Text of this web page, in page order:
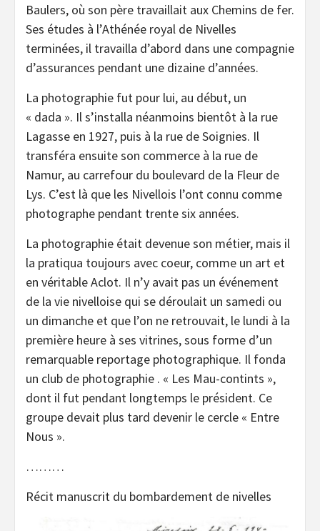
Baulers, où son père travaillait aux Chemins de fer.
Ses études à l’Athénée royal de Nivelles
terminées, il travailla d’abord dans une compagnie
d’assurances pendant une dizaine d’années.
La photographie fut pour lui, au début, un
« dada ». Il s’installa néanmoins bientôt à la rue
Lagasse en 1927, puis à la rue de Soignies. Il
transféra ensuite son commerce à la rue de
Namur, au carrefour du boulevard de la Fleur de
Lys. C’est là que les Nivellois l’ont connu comme
photographe pendant trente six années.
La photographie était devenue son métier, mais il
la pratiqua toujours avec coeur, comme un art et
en véritable Aclot. Il n’y avait pas un événement
de la vie nivelloise qui se déroulait un samedi ou
un dimanche et que l’on ne retrouvait, le lundi à la
première heure à ses vitrines, sous forme d’un
remarquable reportage photographique. Il fonda
un club de photographie . « Les Mau-contints »,
dont il fut pendant longtemps le président. Ce
groupe devait plus tard devenir le cercle « Entre
Nous ».
………
Récit manuscrit du bombardement de nivelles